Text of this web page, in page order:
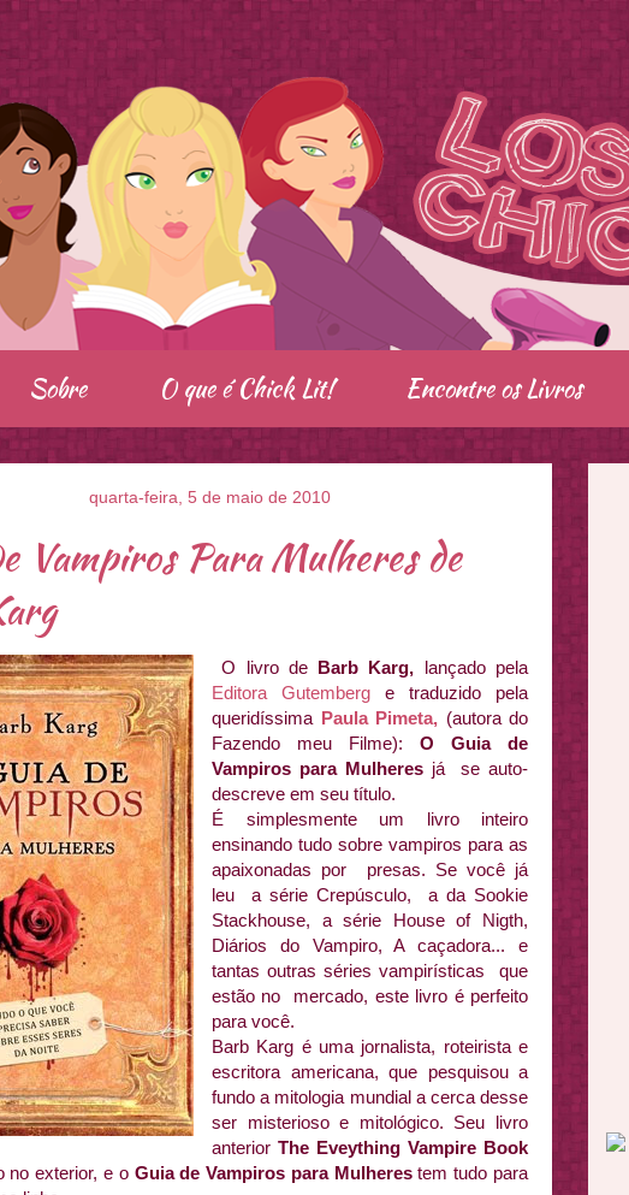
Sobre O que é Chick Lit! Encontre os Livros
quarta-feira, 5 de maio de 2010
Vampiros Para Mulheres de
O livro de Barb Karg, lançado pela
Editora Gutemberg e traduzido pela
queridíssima Paula Pimeta, (autora do
Fazendo meu Filme): O Guia de
Vampiros para Mulheresjá se auto-
descreve em seu título.
É simplesmente um livro inteiro
ensinando tudo sobre vampiros para as
apaixonadas por presas. Se você já
leu a série Crepúsculo, a da Sookie
Stackhouse, a série House of Nigth,
Diários do Vampiro, A caçadora... e
tantas outras séries vampirísticas que
estão no mercado, este livro é perfeito
para você.
Barb Karg é uma jornalista, roteirista e
escritora americana, que pesquisou a
fundo a mitologia mundial a cerca desse
ser misterioso e mitológico. Seu livro
anterior The Eveything Vampire Book
no exterior, e o Guia de Vampiros para Mulherestem tudo para